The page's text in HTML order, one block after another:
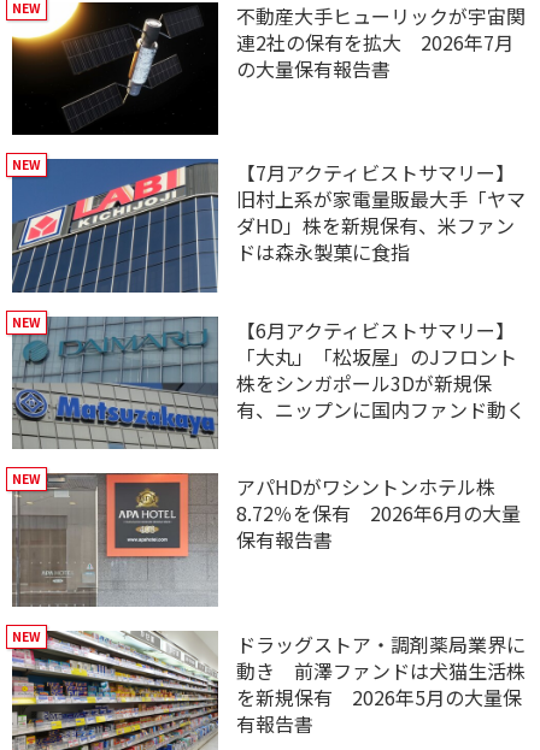
不動産大手ヒューリックが宇宙関
連2社の保有を拡大 2026年7月
の大量保有報告書
【7月アクティビストサマリー】
旧村上系が家電量販最大手「ヤマ
ダHD」株を新規保有、米ファン
ドは森永製菓に食指
【6月アクティビストサマリー】
「大丸」「松坂屋」のJフロント
株をシンガポール3Dが新規保
有、ニップンに国内ファンド動く
アパHDがワシントンホテル株
8.72％を保有 2026年6月の大量
保有報告書
ドラッグストア・調剤薬局業界に
動き 前澤ファンドは犬猫生活株
を新規保有 2026年5月の大量保
有報告書